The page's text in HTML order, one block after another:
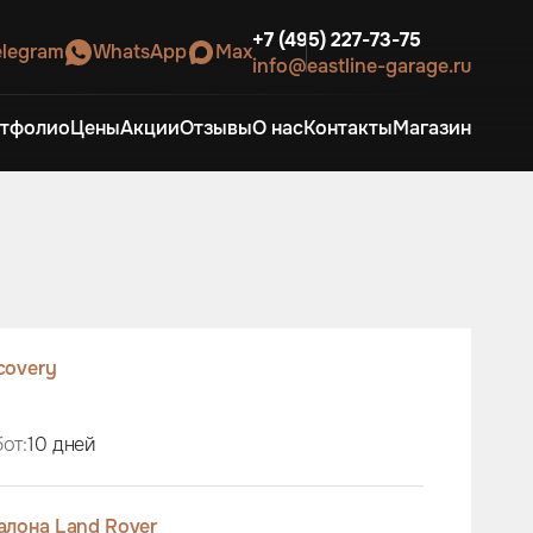
WhatsApp Max+7 (495) 227-73-75
info@eastline-garage.ru
ЦеныАкцииОтзывыО насКонтактыМагазин
10 дней
Land Rover